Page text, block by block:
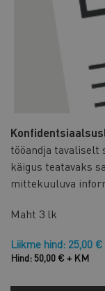
tööandja tavaliselt
käigus teatavaks
mittekuuluva
Maht 3 lk
Liikme hind: 25,00 €
Hind: 50,00 € + KM